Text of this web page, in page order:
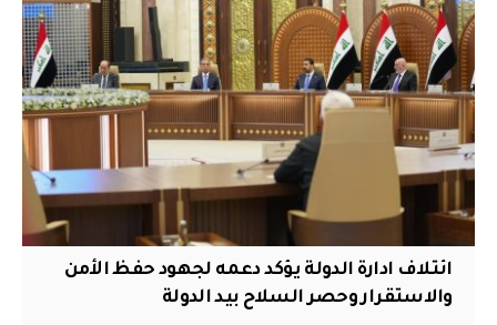
ائتلاف ادارة الدولة يؤكد دعمه لجهود حفظ الأمن
والاستقرار وحصر السلاح بيد الدولة